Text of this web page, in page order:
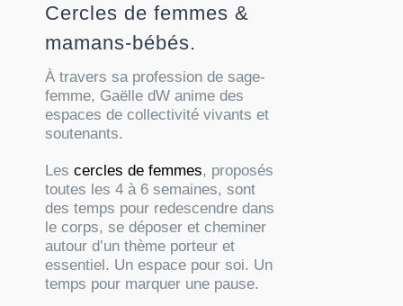
Cercles de femmes &
mamans-bébés.
À travers sa profession de sage-
femme, Gaëlle dW anime des
espaces de collectivité vivants et
soutenants.
Lescercles de femmes, proposés
toutes les 4 à 6 semaines, sont
des temps pour redescendre dans
le corps, se déposer et cheminer
autour d’un thème porteur et
essentiel. Un espace pour soi. Un
temps pour marquer une pause.